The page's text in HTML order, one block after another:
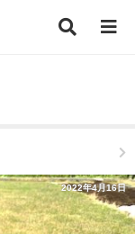
2022年4月16日